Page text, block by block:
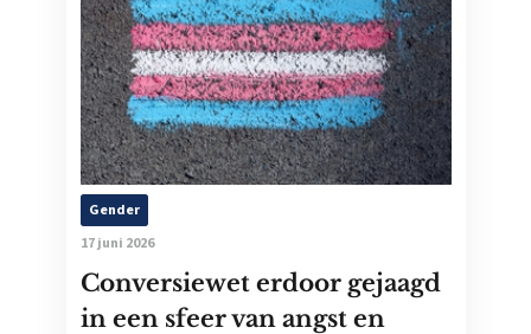
Gender
17 juni 2026
Conversiewet erdoor gejaagd
in een sfeer van angst en